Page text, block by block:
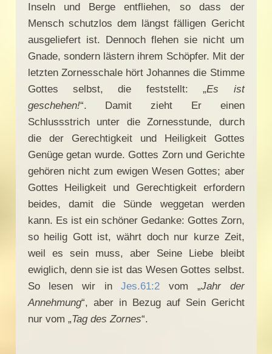
Inseln und Berge entfliehen, so dass der
Mensch schutzlos dem längst fälligen Gericht
ausgeliefert ist. Dennoch flehen sie nicht um
Gnade, sondern lästern ihrem Schöpfer. Mit der
letzten Zornesschale hört Johannes die Stimme
Gottes selbst, die feststellt: „Es ist
geschehen!“. Damit zieht Er einen
Schlussstrich unter die Zornesstunde, durch
die der Gerechtigkeit und Heiligkeit Gottes
Genüge getan wurde. Gottes Zorn und Gerichte
gehören nicht zum ewigen Wesen Gottes; aber
Gottes Heiligkeit und Gerechtigkeit erfordern
beides, damit die Sünde weggetan werden
kann. Es ist ein schöner Gedanke: Gottes Zorn,
so heilig Gott ist, währt doch nur kurze Zeit,
weil es sein muss, aber Seine Liebe bleibt
ewiglich, denn sie ist das Wesen Gottes selbst.
So lesen wir inJes.61:2 vom „Jahr der
Annehmung“, aber in Bezug auf Sein Gericht
nur vom „Tag des Zornes“.